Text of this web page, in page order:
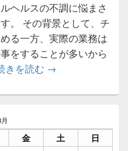
ヘルスの不調に悩まさ
。 その背景として、チ
る一方、実際の業務は
をすることが多いから
きを読む メンタルの問題と
→
金 土 日